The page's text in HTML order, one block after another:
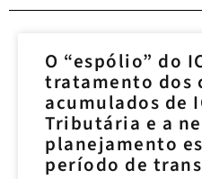
O “espólio” do
tratamento dos
acumulados de
Tributária e a
planejamento
período de